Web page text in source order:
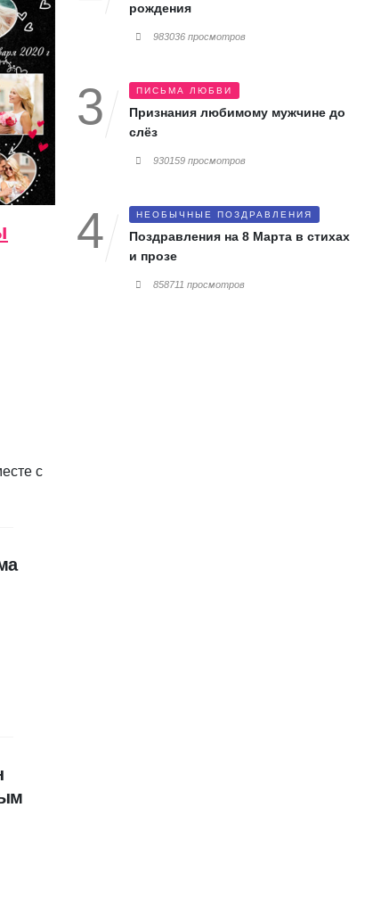
рождения
983036 просмотров
ПИСЬМА ЛЮБВИ
Признания любимому мужчине до
слёз
930159 просмотров
НЕОБЫЧНЫЕ ПОЗДРАВЛЕНИЯ
Поздравления на 8 Марта в стихах
и прозе
858711 просмотров